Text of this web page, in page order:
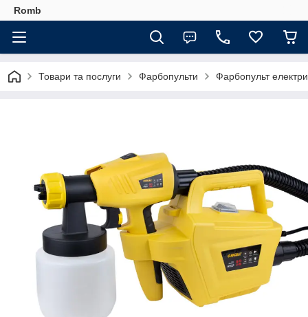
Romb
Товари та послуги Фарбопульти Фарбопульт